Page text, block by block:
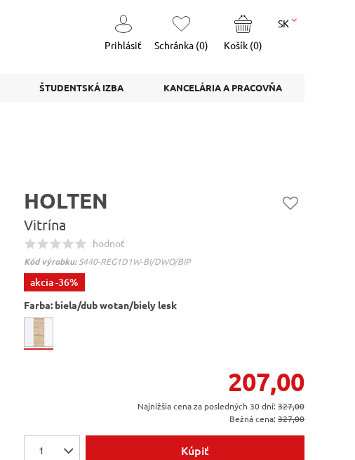
Prihlásiť Schránka (0) Košík (0)
SK
ŠTUDENTSKÁ IZBA KANCELÁRIA A PRACOVŇA
HOLTEN
Vitrína
hodnoť
Kód výrobku: S440-REG1D1W-BI/DWO/BIP
akcia-36%
Farba: biela/dub wotan/biely lesk
207,00
Najnižšia cena za posledných 30 dní: 327,00
Bežná cena: 327,00
1 Kúpiť